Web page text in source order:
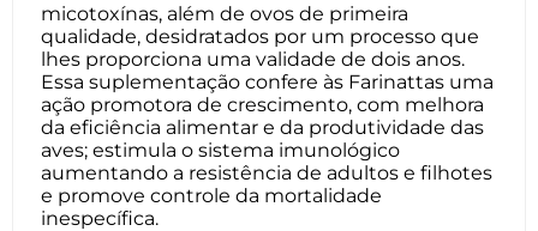
micotoxínas, além de ovos de primeira
qualidade, desidratados por um processo que
lhes proporciona uma validade de dois anos.
Essa suplementação confere às Farinattas uma
ação promotora de crescimento, com melhora
da eficiência alimentar e da produtividade das
aves; estimula o sistema imunológico
aumentando a resistência de adultos e filhotes
e promove controle da mortalidade
inespecífica.